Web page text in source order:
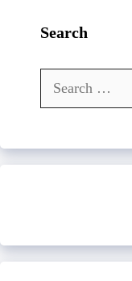
Search
Search
for: